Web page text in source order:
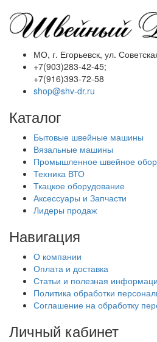
МО, г. Егорьевск, ул.
+7(903)283-42-45;
+7(916)393-72-58
shop@shv-dr.ru
Каталог
Бытовые швейные машины
Вязальные машины
Промышленное швейное
Техника ВТО
Ткацкое оборудование
Аксессуары и Запчасти
Лидеры продаж
Навигация
О компании
Оплата и доставка
Статьи и полезная
Политика обработки
Соглашение на обработку
Личный кабинет